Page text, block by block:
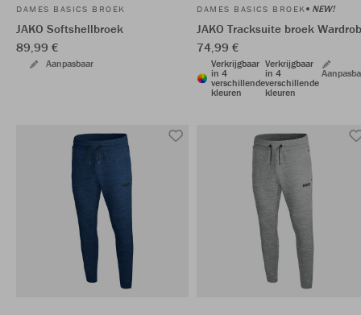
DAMES BASICS BROEK
JAKO Softshellbroek
89,99 €
Aanpasbaar
DAMES BASICS BROEK NEW!
JAKO Tracksuite broek
74,99 €
Verkrijgbaar
in 4
verschillende
kleuren
Verkrijgbaar
in 4
verschillende
kleuren